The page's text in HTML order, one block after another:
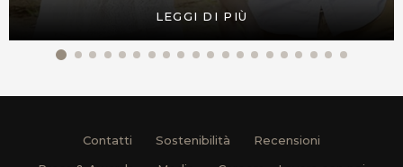
LEGGI DI PIÙ
Contatti Sostenibilità
Recensioni